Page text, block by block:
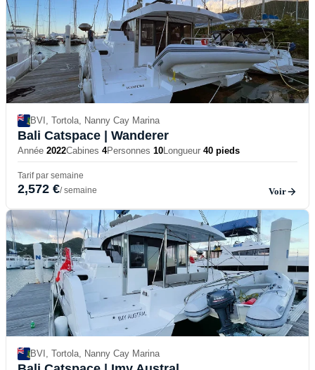
BVI, Tortola, Nanny Cay Marina
Bali Catspace | Wanderer
Année 2022Cabines 4Personnes 10Longueur 40 pieds
Tarif par semaine
2,572 €/ semaine Voir
BVI, Tortola, Nanny Cay Marina